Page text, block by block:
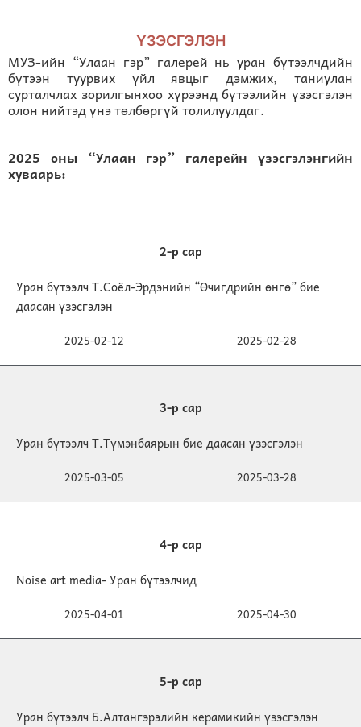
ҮЗЭСГЭЛЭН
МУЗ-ийн “Улаан гэр” галерей нь уран бүтээлчдийн
бүтээн туурвих үйл явцыг дэмжих, таниулан
сурталчлах зорилгынхоо хүрээнд бүтээлийн үзэсгэлэн
олон нийтэд үнэ төлбөргүй толилуулдаг.
2025 оны “Улаан гэр” галерейн үзэсгэлэнгийн
хуваарь:
2-р сар
Уран бүтээлч Т.Соёл-Эрдэнийн “Өчигдрийн өнгө” бие
даасан үзэсгэлэн
2025-02-12 2025-02-28
3-р сар
Уран бүтээлч Т.Түмэнбаярын бие даасан үзэсгэлэн
2025-03-05 2025-03-28
4-р сар
Noise art media- Уран бүтээлчид
2025-04-01 2025-04-30
5-р сар
Уран бүтээлч Б.Алтангэрэлийн керамикийн үзэсгэлэн